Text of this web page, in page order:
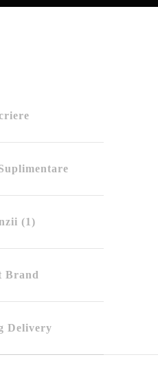
(1)
Brand
Delivery